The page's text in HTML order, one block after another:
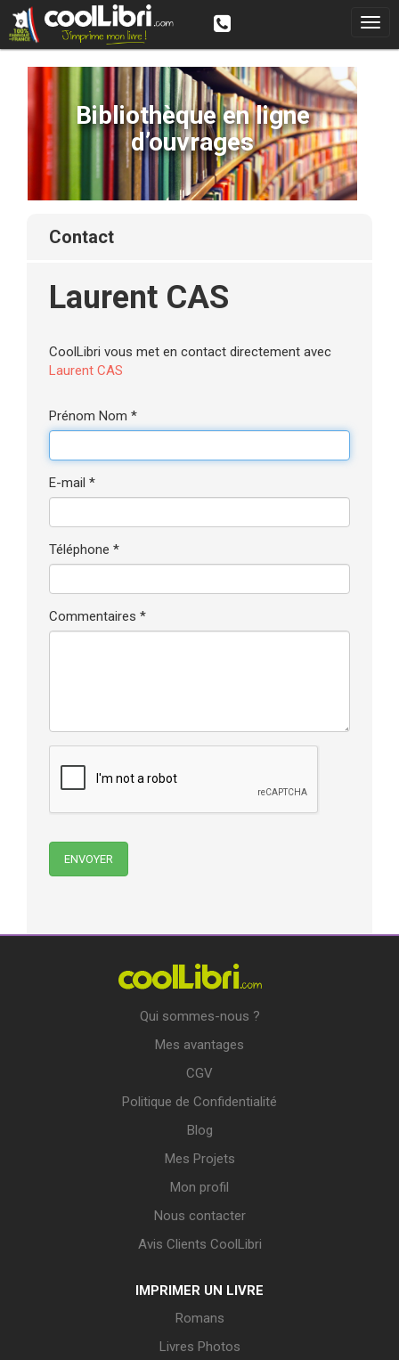
Bibliothèque en ligne
d’ouvrages
contact
Laurent CAS
CoolLibri vous met en contact directement avec
Laurent CAS
Prénom Nom *
E-mail *
Téléphone *
Commentaires *
Qui sommes-nous ?
Mes avantages
CGV
Politique de Confidentialité
Blog
Mes Projets
Mon profil
Nous contacter
Avis Clients CoolLibri
IMPRIMER UN LIVRE
Romans
Livres Photos